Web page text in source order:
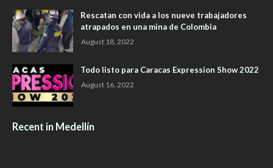
Rescatan con vida a los nueve trabajadores
atrapados en una mina de Colombia
August 18, 2022
Todo listo para Caracas Expression Show 2022
August 16, 2022
Recent in Medellín